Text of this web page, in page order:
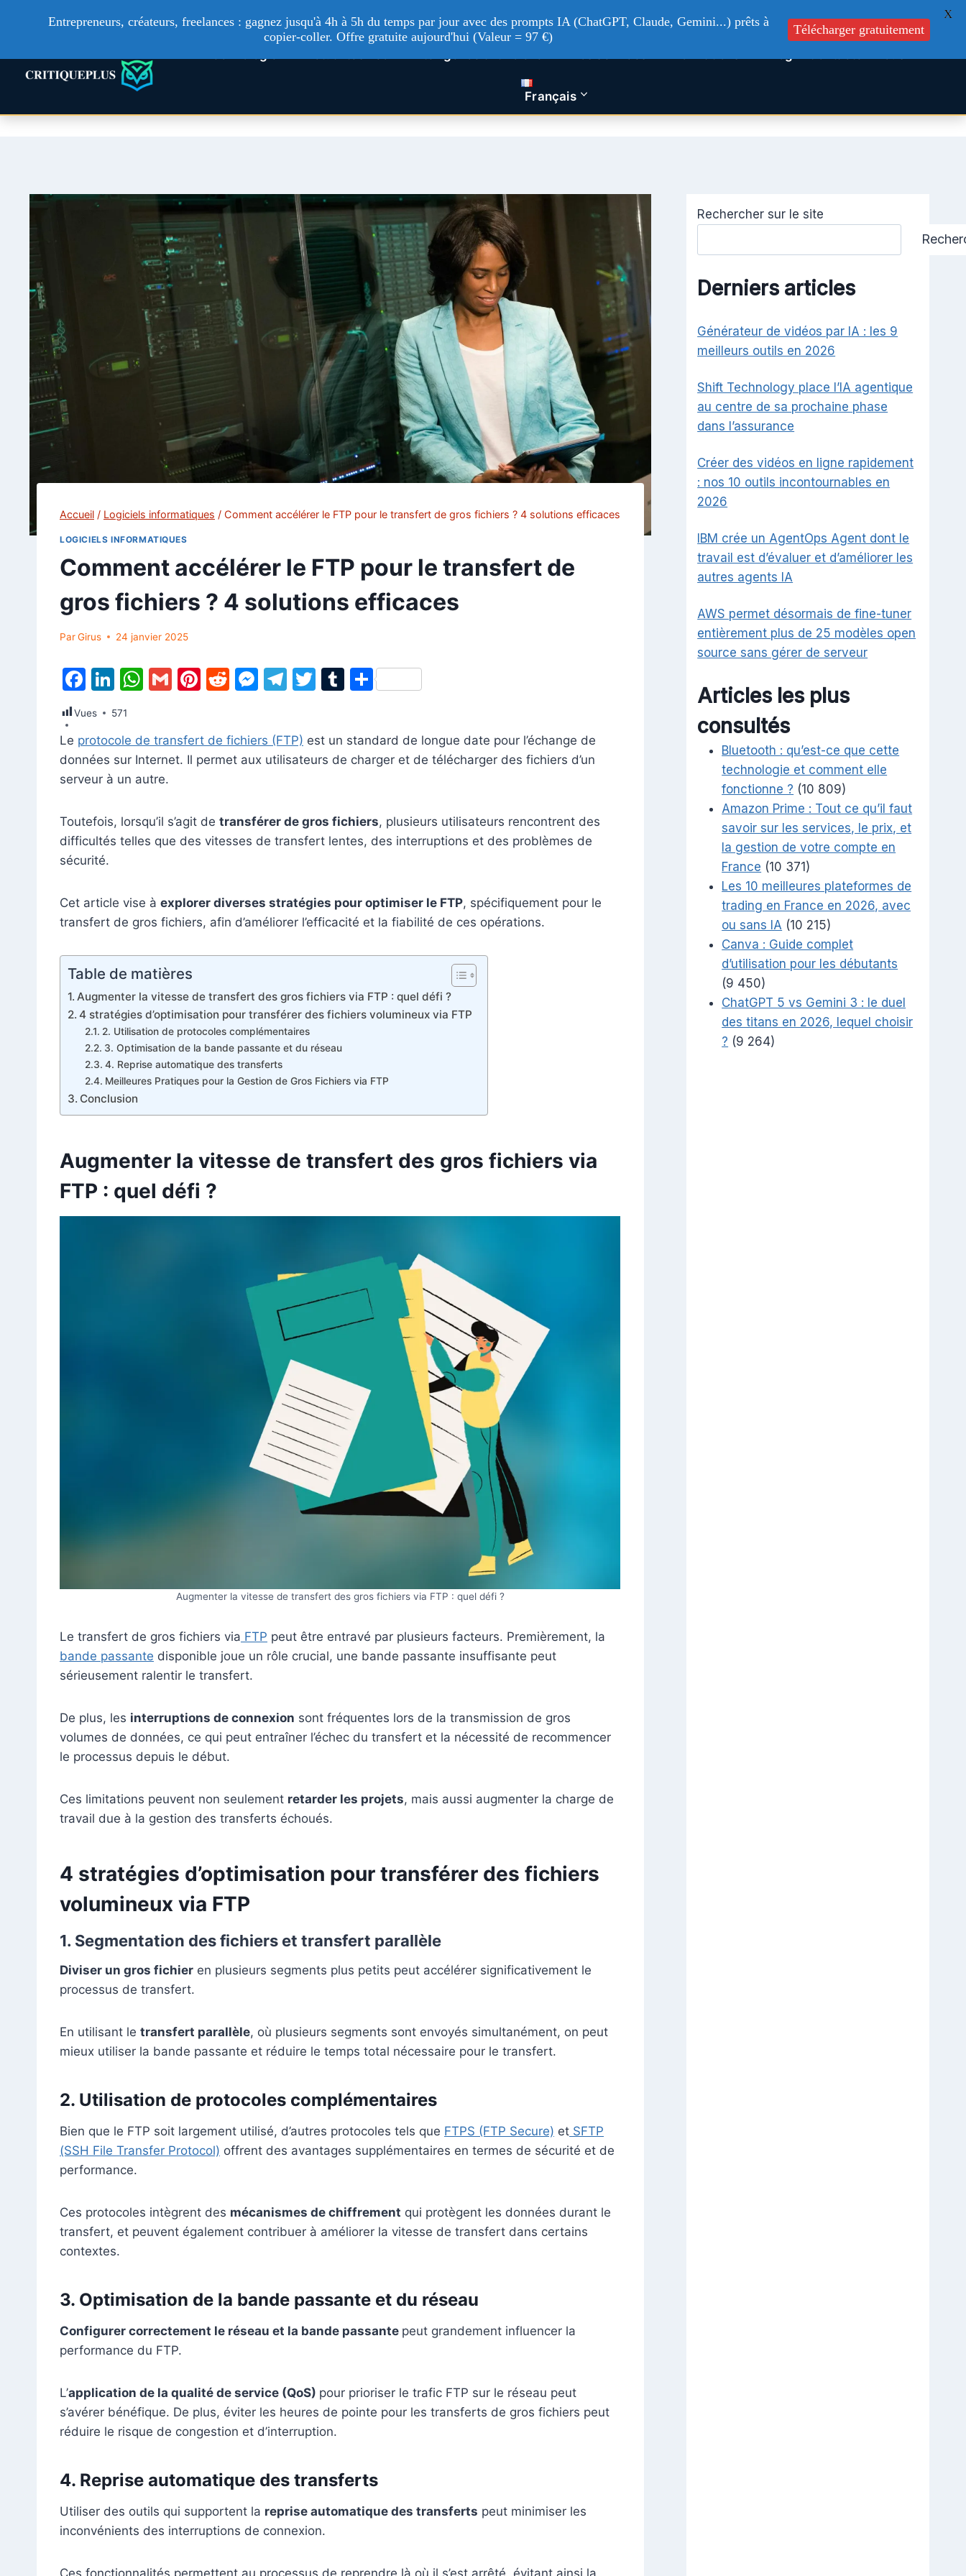
Français
Accueil / Logiciels informatiques / Comment accélérer le FTP pour le transfert de gros fichiers ? 4 solutions efficaces
LOGICIELS INFORMATIQUES
Comment accélérer le FTP pour le transfert de
gros fichiers ? 4 solutions efficaces
ParGirus 24 janvier 2025
F
c
e
b
o
o
k
Li
n
k
e
dI
W
s
A
p
G
l
Pi
e
st
R
di
t
M
s
e
g
er
T
gr
a
T
er
T
bl
r
P
g
er
Vues 571
Le protocole de transfert de fichiers (FTP) est un standard de longue date pour l’échange de
données sur Internet. Il permet aux utilisateurs de charger et de télécharger des fichiers d’un
serveur à un autre.
Toutefois, lorsqu’il s’agit de transférer de gros fichiers, plusieurs utilisateurs rencontrent des
difficultés telles que des vitesses de transfert lentes, des interruptions et des problèmes de
sécurité.
Cet article vise à explorer diverses stratégies pour optimiser le FTP, spécifiquement pour le
transfert de gros fichiers, afin d’améliorer l’efficacité et la fiabilité de ces opérations.
Table de matières
Augmenter la vitesse de transfert des gros fichiers via FTP : quel défi ?
4 stratégies d’optimisation pour transférer des fichiers volumineux via FTP
2. Utilisation de protocoles complémentaires
3. Optimisation de la bande passante et du réseau
4. Reprise automatique des transferts
Meilleures Pratiques pour la Gestion de Gros Fichiers via FTP
Conclusion
Augmenter la vitesse de transfert des gros fichiers via
FTP : quel défi ?
Augmenter la vitesse de transfert des gros fichiers via FTP : quel défi ?
Le transfert de gros fichiers via FTP peut être entravé par plusieurs facteurs. Premièrement, la
bande passante disponible joue un rôle crucial, une bande passante insuffisante peut
sérieusement ralentir le transfert.
De plus, les interruptions de connexion sont fréquentes lors de la transmission de gros
volumes de données, ce qui peut entraîner l’échec du transfert et la nécessité de recommencer
le processus depuis le début.
Ces limitations peuvent non seulement retarder les projets, mais aussi augmenter la charge de
travail due à la gestion des transferts échoués.
4 stratégies d’optimisation pour transférer des fichiers
volumineux via FTP
1. Segmentation des fichiers et transfert parallèle
Diviser un gros fichier en plusieurs segments plus petits peut accélérer significativement le
processus de transfert.
En utilisant le transfert parallèle, où plusieurs segments sont envoyés simultanément, on peut
mieux utiliser la bande passante et réduire le temps total nécessaire pour le transfert.
2. Utilisation de protocoles complémentaires
Bien que le FTP soit largement utilisé, d’autres protocoles tels que FTPS (FTP Secure) et SFTP
(SSH File Transfer Protocol) offrent des avantages supplémentaires en termes de sécurité et de
performance.
Ces protocoles intègrent des mécanismes de chiffrement qui protègent les données durant le
transfert, et peuvent également contribuer à améliorer la vitesse de transfert dans certains
contextes.
3. Optimisation de la bande passante et du réseau
Configurer correctement le réseau et la bande passante peut grandement influencer la
performance du FTP.
L’application de la qualité de service (QoS) pour prioriser le trafic FTP sur le réseau peut
s’avérer bénéfique. De plus, éviter les heures de pointe pour les transferts de gros fichiers peut
réduire le risque de congestion et d’interruption.
4. Reprise automatique des transferts
Utiliser des outils qui supportent la reprise automatique des transferts peut minimiser les
inconvénients des interruptions de connexion.
Ces fonctionnalités permettent au processus de reprendre là où il s’est arrêté, évitant ainsi la
Rechercher sur le site
Derniers articles
Générateur de vidéos par IA : les 9
meilleurs outils en 2026
Shift Technology place l’IA agentique
au centre de sa prochaine phase
dans l’assurance
Créer des vidéos en ligne rapidement
: nos 10 outils incontournables en
2026
IBM crée un AgentOps Agent dont le
travail est d’évaluer et d’améliorer les
autres agents IA
AWS permet désormais de fine-tuner
entièrement plus de 25 modèles open
source sans gérer de serveur
Articles les plus
consultés
Bluetooth : qu’est-ce que cette
technologie et comment elle
fonctionne ? (10 809)
Amazon Prime : Tout ce qu’il faut
savoir sur les services, le prix, et
la gestion de votre compte en
France (10 371)
Les 10 meilleures plateformes de
trading en France en 2026, avec
ou sans IA (10 215)
Canva : Guide complet
d’utilisation pour les débutants
(9 450)
ChatGPT 5 vs Gemini 3 : le duel
des titans en 2026, lequel choisir
? (9 264)
Entrepreneurs, créateurs, freelances : gagnez jusqu'à 4h à 5h du temps par jour avec des prompts IA (ChatGPT, Claude, Gemini...) prêts à
copier-coller. Offre gratuite aujourd'hui (Valeur = 97 €)
Télécharger gratuitement
X